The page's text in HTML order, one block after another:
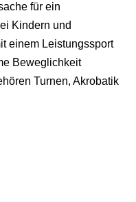
für ein
Kindern und
einem Leistungssport
Beweglichkeit
Turnen, Akrobatik